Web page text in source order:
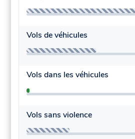
Vols de véhicules
Vols dans les véhicules
Vols sans violence